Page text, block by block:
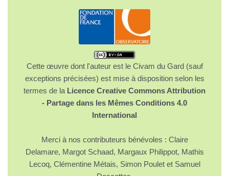
Cette œuvre dont l'auteur est le Civam du Gard (sauf
exceptions précisées) est mise à disposition selon les
termes de la Licence Creative Commons Attribution
- Partage dans les Mêmes Conditions 4.0
International
Merci à nos contributeurs bénévoles : Claire
Delamare, Margot Schaad, Margaux Philippot, Mathis
Lecoq, Clémentine Métais, Simon Poulet et Samuel